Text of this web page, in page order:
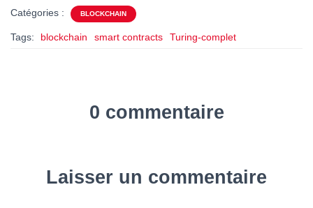
Catégories : BLOCKCHAIN
Tags: blockchain smart contracts Turing-complet
0 commentaire
Laisser un commentaire